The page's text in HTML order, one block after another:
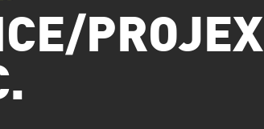
PROJEX